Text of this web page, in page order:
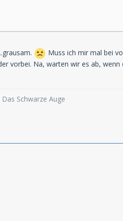
Muss ich mir mal bei
vorbei. Na, warten wir es ab, wenn
Schwarze Auge